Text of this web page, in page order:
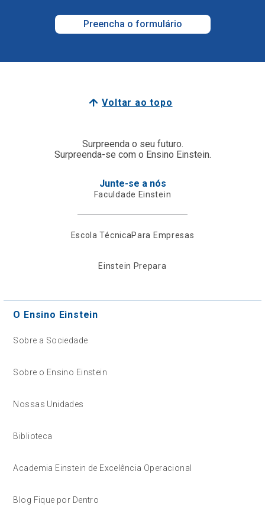
Preencha o formulário
Voltar ao topo
Surpreenda o seu futuro.
Surpreenda-se com o Ensino Einstein.
Junte-se a nós
Faculdade Einstein
Escola TécnicaPara Empresas
Einstein Prepara
O Ensino Einstein
Sobre a Sociedade
Sobre o Ensino Einstein
Nossas Unidades
Biblioteca
Academia Einstein de Excelência Operacional
Blog Fique por Dentro